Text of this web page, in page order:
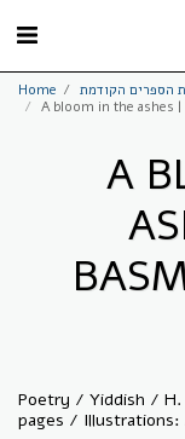
Home
הספרים הקודמת
A bloom in the ashes |
A
Poetry / Yiddish / H.
pages / Illustrations: